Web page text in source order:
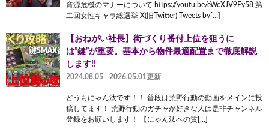
資源危機のマナーについて https://youtu.be/eWcXJV9Ey58 第
二回女性キャラ総選挙 X(旧Twitter) Tweets by[…]
【おねがい社長】街づくり番付上位を狙うに
は”鍵”が重要。基本から物件最適配置まで徹底解説
します!!
2024.08.05 2026.05.01更新
どうもにゃん汰です！！ 普段は荒野行動の動画をメインに投
稿してます！ 荒野行動のガチャが好きな人は是非チャンネル
登録をお願いします！ 【にゃん汰への質[…]